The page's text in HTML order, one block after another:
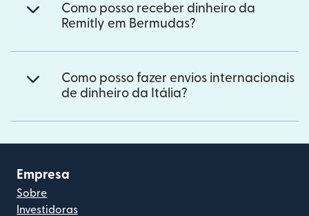
Como posso receber dinheiro da
Remitly em Bermudas?
Como posso fazer envios internacionais
de dinheiro da Itália?
Empresa
Sobre
Investidoras